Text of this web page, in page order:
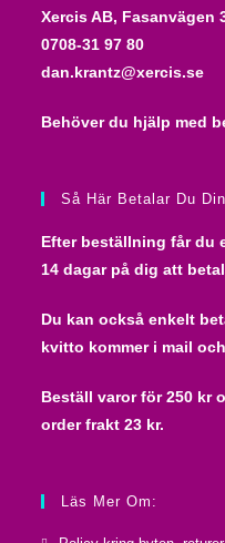
Xercis AB, Fasanvägen
0708-31 97 80
dan.krantz@xercis.se
Behöver du hjälp med
Så Här Betalar Du
Efter beställning får du
14 dagar på dig att
Du kan också enkelt
kvitto kommer i mail
Beställ varor för 250 kr
order frakt 23 kr.
Läs Mer Om: